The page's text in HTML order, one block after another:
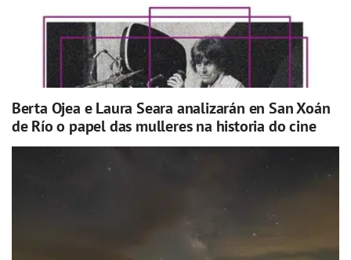
Berta Ojea e Laura Seara analizarán en San Xoán
de Río o papel das mulleres na historia do cine